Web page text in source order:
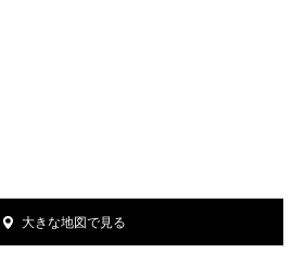
大きな地図で見る